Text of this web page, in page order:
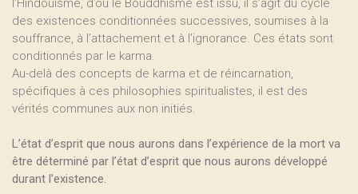
l’Hindouisme, d’où le Bouddhisme est issu, il s’agit du cycle
des existences conditionnées successives, soumises à la
souffrance, à l’attachement et à l’ignorance. Ces états sont
conditionnés par le karma.
Au-delà des concepts de karma et de réincarnation,
spécifiques à ces philosophies spiritualistes, il est des
vérités communes aux non initiés.
L’état d’esprit que nous aurons dans l’expérience de la mort va
être déterminé par l’état d’esprit que nous aurons développé
durant l’existence.